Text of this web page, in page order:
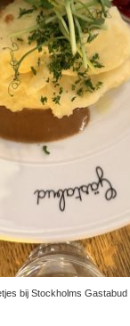
bij Stockholms Gastabud